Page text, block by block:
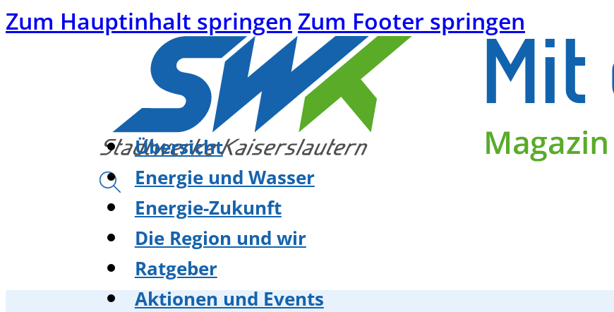
Zum Hauptinhalt springen Zum Footer springen
Übersicht
Energie und Wasser
Energie-Zukunft
Die Region und wir
Ratgeber
Aktionen und Events